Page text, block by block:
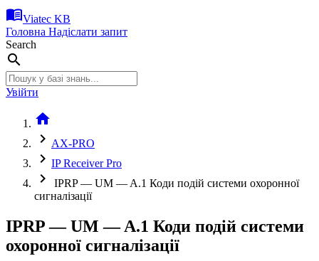
menu_bookViatec KB
Головна Надіслати запит
Search
search
Увійти
home
chevron_right AX-PRO
chevron_right IP Receiver Pro
chevron_right
IPRP — UM — A.1 Коди подій системи охоронної
сигналізації
IPRP — UM — A.1 Коди подій системи
охоронної сигналізації